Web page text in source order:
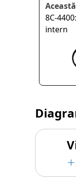
8C-
intern